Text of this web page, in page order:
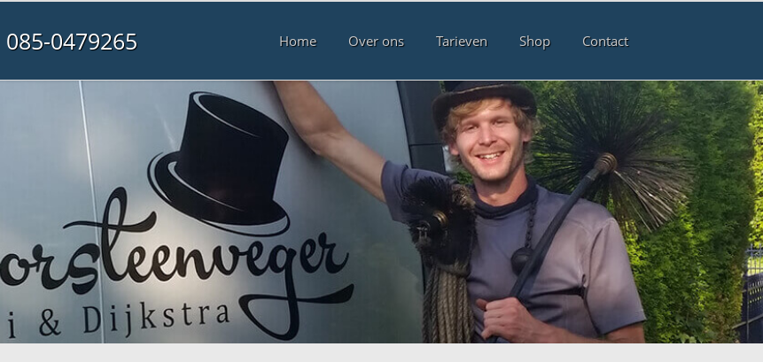
085-0479265 Home Over ons Tarieven Shop Contact